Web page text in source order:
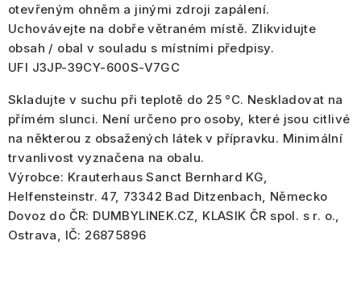
otevřeným ohněm a jinými zdroji zapálení.
Uchovávejte na dobře větraném místě. Zlikvidujte
obsah / obal v souladu s místními předpisy.
UFI J3JP-39CY-600S-V7GC
Skladujte v suchu při teplotě do 25 °C. Neskladovat na
přímém slunci. Není určeno pro osoby, které jsou citlivé
na některou z obsažených látek v přípravku. Minimální
trvanlivost vyznačena na obalu.
Výrobce: Krauterhaus Sanct Bernhard KG,
Helfensteinstr. 47, 73342 Bad Ditzenbach, Německo
Dovoz do ČR: DUMBYLINEK.CZ, KLASIK ČR spol. s r. o.,
Ostrava, IČ: 26875896